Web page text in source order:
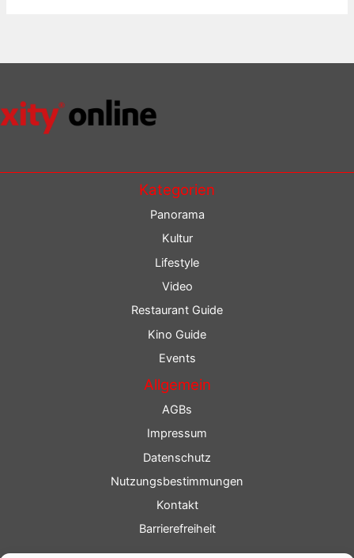
Kategorien
Panorama
Kultur
Lifestyle
Video
Restaurant Guide
Kino Guide
Events
Allgemein
AGBs
Impressum
Datenschutz
Nutzungsbestimmungen
Kontakt
Barrierefreiheit